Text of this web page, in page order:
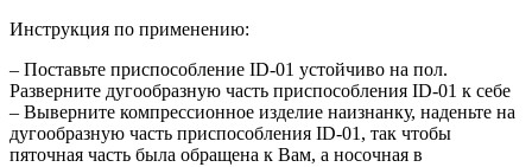
Инструкция по применению:
– Поставьте приспособление ID-01 устойчиво на пол.
Разверните дугообразную часть приспособления ID-01 к себе
– Выверните компрессионное изделие наизнанку, наденьте на
дугообразную часть приспособления ID-01, так чтобы
пяточная часть была обращена к Вам, а носочная в